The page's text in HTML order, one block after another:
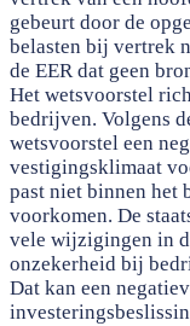
gebeurt door de
belasten bij vertrek
de EER dat geen
Het wetsvoorstel
bedrijven. Volgens
wetsvoorstel een
vestigingsklimaat
past niet binnen het
voorkomen. De
vele wijzigingen in
onzekerheid bij
Dat kan een